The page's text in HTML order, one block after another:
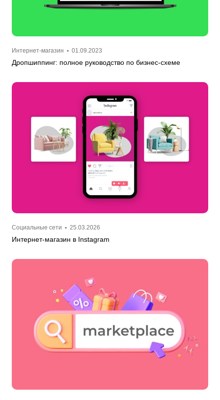
Интернет-магазин • 01.09.2023
Дропшиппинг: полное руководство по бизнес-схеме
Социальные сети • 25.03.2026
Интернет-магазин в Instagram